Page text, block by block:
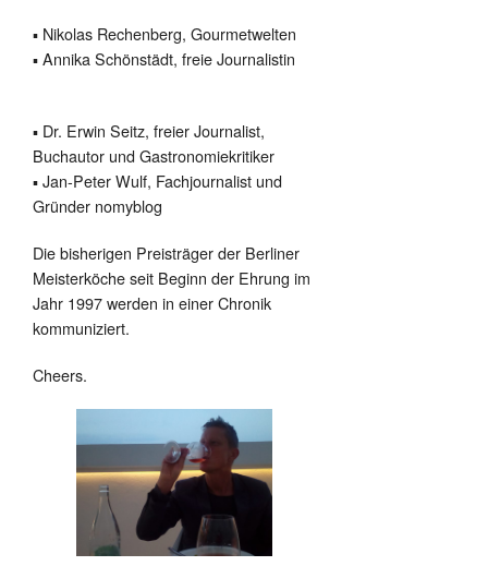
▪ Nikolas Rechenberg, Gourmetwelten
▪ Annika Schönstädt, freie Journalistin
▪ Dr. Erwin Seitz, freier Journalist,
Buchautor und Gastronomiekritiker
▪ Jan-Peter Wulf, Fachjournalist und
Gründer nomyblog
Die bisherigen Preisträger der Berliner
Meisterköche seit Beginn der Ehrung im
Jahr 1997 werden in einer Chronik
kommuniziert.
Cheers.